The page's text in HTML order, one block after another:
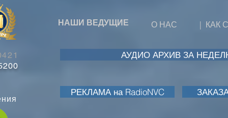
НАШИ ВЕДУЩИЕ О НАС | КАК
АУДИО АРХИВ ЗА
РЕКЛАМА на RadioNVC